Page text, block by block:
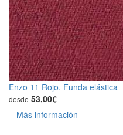
Enzo 11 Rojo. Funda elástica
desde 53,00€
Más información